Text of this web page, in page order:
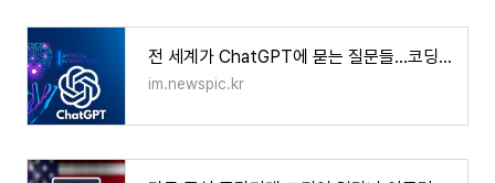
전 세계가 ChatGPT에 묻는 질문들…코딩은 줄고, 경제·역사 질문은 급증
im.newspic.kr